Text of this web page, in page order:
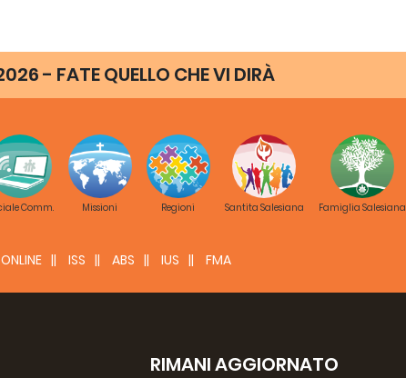
- FATE QUELLO CHE VI DIRÀ
Comm. Missioni Regioni Santita Salesiana Famiglia Salesiana
ISS ABS IUS FMA
RIMANI AGGIORNATO